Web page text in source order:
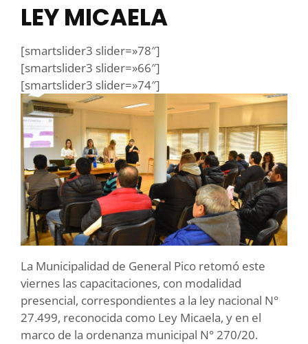
LEY MICAELA
[smartslider3 slider=»78″]
[smartslider3 slider=»66″]
[smartslider3 slider=»74″]
La Municipalidad de General Pico retomó este
viernes las capacitaciones, con modalidad
presencial, correspondientes a la ley nacional N°
27.499, reconocida como Ley Micaela, y en el
marco de la ordenanza municipal N° 270/20.